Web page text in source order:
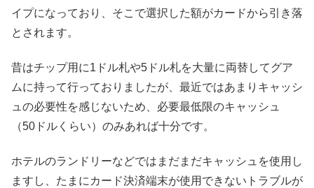
イプになっており、そこで選択した額がカードから引き落
とされます。
昔はチップ用に1ドル札や5ドル札を大量に両替してグア
ムに持って行っておりましたが、最近ではあまりキャッシ
ュの必要性を感じないため、必要最低限のキャッシュ
（50ドルくらい）のみあれば十分です。
ホテルのランドリーなどではまだまだキャッシュを使用し
ますし、たまにカード決済端末が使用できないトラブルが